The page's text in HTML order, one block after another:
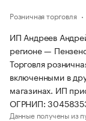
Розничная торговля
ИП Андреев
регионе —
Торговля
включенными в
магазинах. ИП
ОГРНИП:
Данные получены из